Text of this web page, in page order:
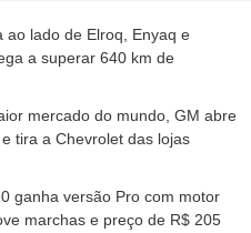
ao lado de Elroq, Enyaq e
a superar 640 km de
mercado do mundo, GM abre
tira a Chevrolet das lojas
ganha versão Pro com motor
marchas e preço de R$ 205